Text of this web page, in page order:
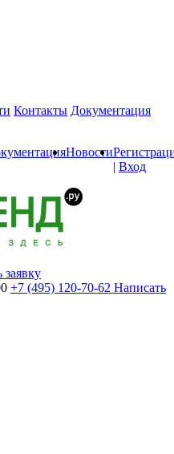
Контакты Документация
Новости
| Вход
заявку
+7 (495) 120-70-62 Написать